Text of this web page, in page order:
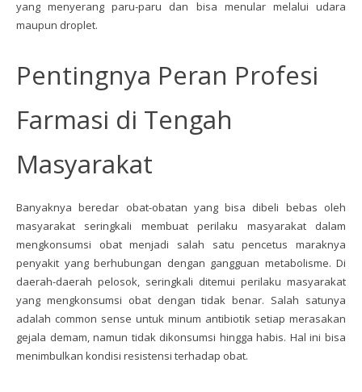
yang menyerang paru-paru dan bisa menular melalui udara
maupun droplet.
Pentingnya Peran Profesi
Farmasi di Tengah
Masyarakat
Banyaknya beredar obat-obatan yang bisa dibeli bebas oleh
masyarakat seringkali membuat perilaku masyarakat dalam
mengkonsumsi obat menjadi salah satu pencetus maraknya
penyakit yang berhubungan dengan gangguan metabolisme. Di
daerah-daerah pelosok, seringkali ditemui perilaku masyarakat
yang mengkonsumsi obat dengan tidak benar. Salah satunya
adalah common sense untuk minum antibiotik setiap merasakan
gejala demam, namun tidak dikonsumsi hingga habis. Hal ini bisa
menimbulkan kondisi resistensi terhadap obat.